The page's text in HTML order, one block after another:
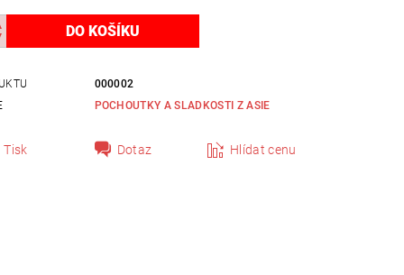
000002
POCHOUTKY A SLADKOSTI Z ASIE
Tisk Dotaz Hlídat cenu